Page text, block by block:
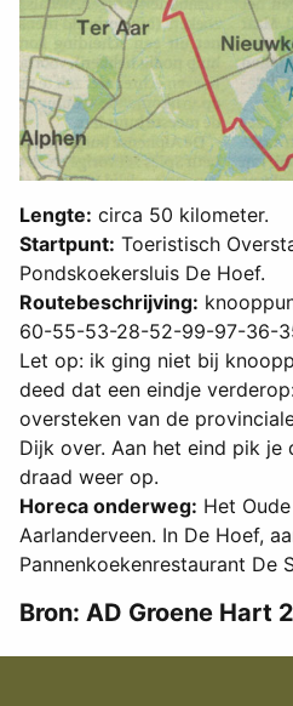
Lengte: circa 50 kilometer.
Startpunt: Toeristisch
Pondskoekersluis De Hoef.
Routebeschrijving:
60-55-53-28-52-99-97-36-
Let op: ik ging niet bij
deed dat een eindje
oversteken van de
Dijk over. Aan het eind pik
draad weer op.
Horeca onderweg: Het
Aarlanderveen. In De Hoef,
Pannenkoekenrestaurant De
Bron: AD Groene Hart